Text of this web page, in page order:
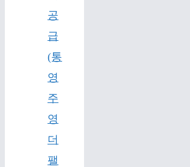
공
급
(통
영
주
영
더
팰